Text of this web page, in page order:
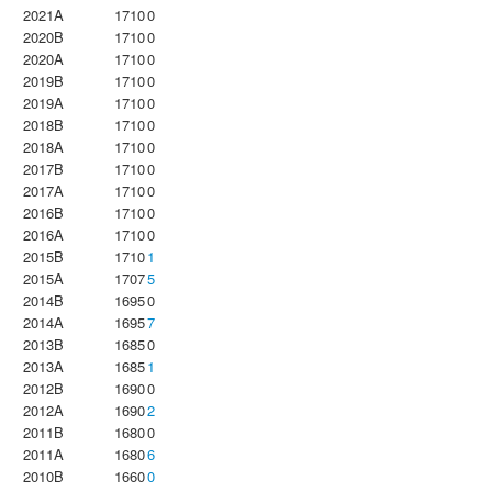
2021A
17100
2020B
17100
2020A
17100
2019B
17100
2019A
17100
2018B
17100
2018A
17100
2017B
17100
2017A
17100
2016B
17100
2016A
17100
2015B
17101
2015A
17075
2014B
16950
2014A
16957
2013B
16850
2013A
16851
2012B
16900
2012A
16902
2011B
16800
2011A
16806
2010B
16600